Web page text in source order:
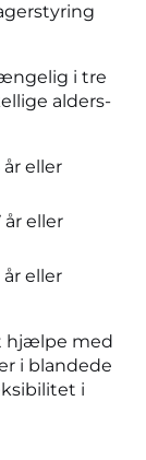
i tre
alders-
eller
eller
eller
hjælpe med
i blandede
i